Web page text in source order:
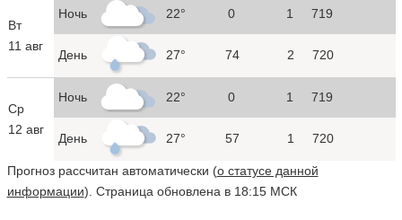
Вт
11 авг
Ночь 22° 0 1 719
День 27° 74 2 720
Ср
12 авг
Ночь 22° 0 1 719
День 27° 57 1 720
Прогноз рассчитан автоматически (о статусе данной
информации). Страница обновлена в 18:15 МСК